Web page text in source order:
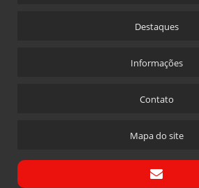
MONTAGEM CALDEIRA A LENHA
PAINEL ELETRICO PARA CALDEIRA
PREÇO DE REGULAGEM DE COMBUSTÃO EM
Destaques
Informações
Contato
Mapa do site